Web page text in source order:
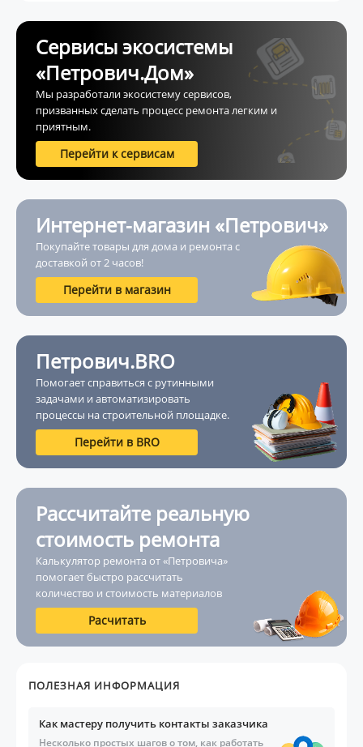
Сервисы экосистемы
«Петрович.Дом»
Мы разработали экосистему сервисов,
призванных сделать процесс ремонта легким и
приятным.
Перейти к сервисам
Интернет-магазин «Петрович»
Покупайте товары для дома и ремонта с
доставкой от 2 часов!
Перейти в магазин
Петрович.BRO
Помогает справиться с рутинными
задачами и автоматизировать
процессы на строительной площадке.
Перейти в BRO
Рассчитайте реальную
стоимость ремонта
Калькулятор ремонта от «Петровича»
помогает быстро рассчитать
количество и стоимость материалов
Расчитать
ПОЛЕЗНАЯ ИНФОРМАЦИЯ
Как мастеру получить контакты заказчика
Несколько простых шагов о том, как работать